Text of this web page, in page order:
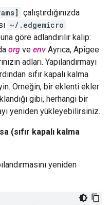
çalıştırdığınızda
~/.edgemicro
göre adlandırılır kalıp:
org ve env Ayrıca, Apigee
adları. Yapılandırmayı
sıfır kapalı kalma
Örneğin, bir eklenti ekler
gibi, herhangi bir
yeniden yükleyebilirsiniz.
(sıfır kapalı kalma
yeniden